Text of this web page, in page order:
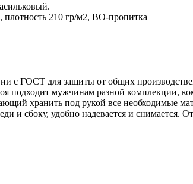
210 гр/м2, ВО-пропитка
с ГОСТ для защиты от общих
подходит мужчинам разной комплекции,
хранить под рукой все необходимые
и сбоку, удобно надевается и